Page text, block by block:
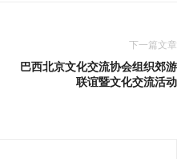
下一篇文章
巴西北京文化交流协会组织郊游
联谊暨文化交流活动